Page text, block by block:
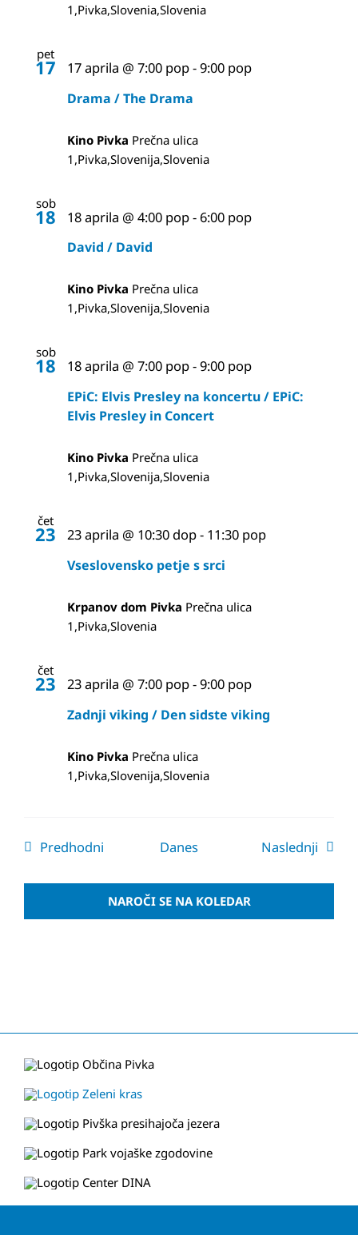
1,Pivka,Slovenia,Slovenia
pet
17
Drama / The Drama
17 aprila @ 7:00 pop-9:00 pop
Kino Pivka Prečna ulica
1,Pivka,Slovenija,Slovenia
sob
18
David / David
18 aprila @ 4:00 pop- 6:00 pop
Kino Pivka Prečna ulica
1,Pivka,Slovenija,Slovenia
sob
18
EPiC: Elvis Presley na koncertu / EPiC:
Elvis Presley in Concert
18 aprila @ 7:00 pop-9:00 pop
Kino Pivka Prečna ulica
1,Pivka,Slovenija,Slovenia
čet
23
Vseslovensko petje s srci
23 aprila @ 10:30 dop- 11:30 pop
Krpanov dom Pivka Prečna ulica
1,Pivka,Slovenia
čet
23
Zadnji viking / Den sidste viking
23 aprila @ 7:00 pop-9:00 pop
Kino Pivka Prečna ulica
1,Pivka,Slovenija,Slovenia
PredhodniDogodki Danes Naslednji
NAROČI SE NA KOLEDAR